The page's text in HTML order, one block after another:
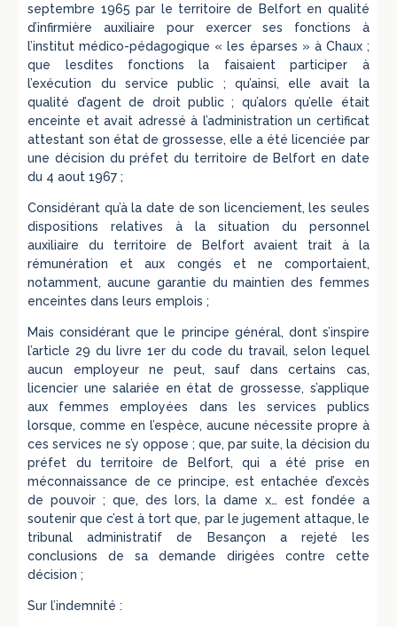
septembre 1965 par le territoire de Belfort en qualité
d’infirmière auxiliaire pour exercer ses fonctions à
l’institut médico-pédagogique « les éparses » à Chaux ;
que lesdites fonctions la faisaient participer à
l’exécution du service public ; qu’ainsi, elle avait la
qualité d’agent de droit public ; qu’alors qu’elle était
enceinte et avait adressé à l’administration un certificat
attestant son état de grossesse, elle a été licenciée par
une décision du préfet du territoire de Belfort en date
du 4 aout 1967 ;
Considérant qu’à la date de son licenciement, les seules
dispositions relatives à la situation du personnel
auxiliaire du territoire de Belfort avaient trait à la
rémunération et aux congés et ne comportaient,
notamment, aucune garantie du maintien des femmes
enceintes dans leurs emplois ;
Mais considérant que le principe général, dont s’inspire
l’article 29 du livre 1er du code du travail, selon lequel
aucun employeur ne peut, sauf dans certains cas,
licencier une salariée en état de grossesse, s’applique
aux femmes employées dans les services publics
lorsque, comme en l’espèce, aucune nécessite propre à
ces services ne s’y oppose ; que, par suite, la décision du
préfet du territoire de Belfort, qui a été prise en
méconnaissance de ce principe, est entachée d’excès
de pouvoir ; que, des lors, la dame x… est fondée a
soutenir que c’est à tort que, par le jugement attaque, le
tribunal administratif de Besançon a rejeté les
conclusions de sa demande dirigées contre cette
décision ;
Sur l’indemnité :